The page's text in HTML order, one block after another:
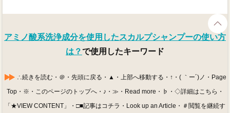
アミノ酸系洗浄成分を使用したスカルプシャンプーの使い方
は？で使用したキーワード
∴続きを読む・＠・先頭に戻る・▲・上部へ移動する・↑・( ｀ー´)ノ・Page
Top・※・このページのトップへ・♪・≫・Read more・♭・◇詳細はこちら・
「★VIEW CONTENT」・□■記事はコチラ・Look up an Article・＃閲覧を継続す